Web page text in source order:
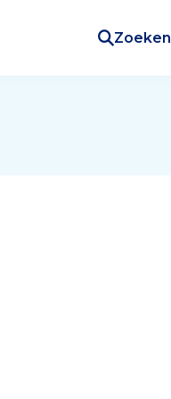
Zoeken